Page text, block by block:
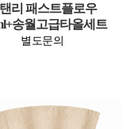
리 패스트플로우
송월고급타올세트
별도문의